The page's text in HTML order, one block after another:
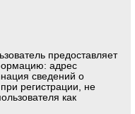
предоставляет
адрес
сведений о
регистрации, не
как